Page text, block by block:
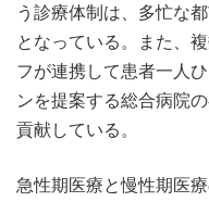
う診療体制は、多忙な
となっている。また、
フが連携して患者一人
ンを提案する総合病院
貢献している。
急性期医療と慢性期医